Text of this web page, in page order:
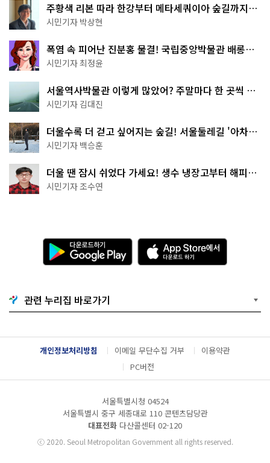
주황색 리본 따라 한강부터 메타세쿼이아 숲길까지…
서울둘레길 15코스
시민기자 박상현
폭염 속 피어난 진분홍 물결! 국립중앙박물관 배롱나
무 명소
시민기자 최정윤
서울역사박물관 이렇게 많았어? 주말마다 한 곳씩 떠
나는 역사 산책
시민기자 김대진
더울수록 더 걷고 싶어지는 숲길! 서울둘레길 '아차산
코스'
시민기자 백승훈
더울 땐 잠시 쉬었다 가세요! 생수 냉장고부터 해피소
·무더위쉼터까지
시민기자 조수연
다
운
로
기
G
o
g
l
e
l
A
p
p
e
서
다
운
드
관련 누리집 바로가기
개인정보처리방침 이메일 무단수집 거부
이용약관
PC버전
서울특별시청 04524
서울특별시 중구 세종대로 110 콘텐츠담당관
대표전화 다산콜센터 02-120
ⓒ2020. Seoul Metropolitan Government all rights reserved.